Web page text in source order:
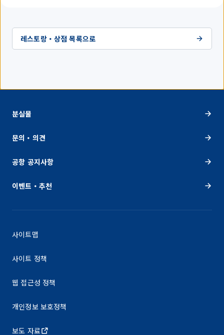
레스토랑・상점 목록으로
분실물
문의・의견
공항 공지사항
이벤트・추천
사이트맵
사이트 정책
웹 접근성 정책
개인정보 보호정책
보도 자료